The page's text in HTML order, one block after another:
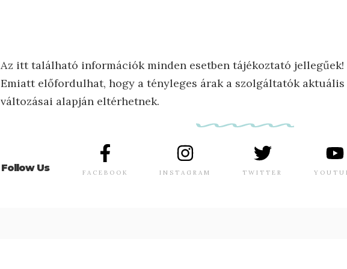
Az itt található információk minden esetben tájékoztató jellegűek!
Emiatt előfordulhat, hogy a tényleges árak a szolgáltatók
változásai alapján eltérhetnek.
Follow Us FACEBOOK INSTAGRAM TWITTER